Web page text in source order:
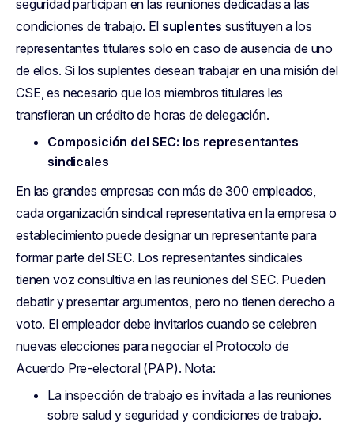
seguridad participan en las reuniones dedicadas a las
condiciones de trabajo. El suplentes sustituyen a los
representantes titulares solo en caso de ausencia de uno
de ellos. Si los suplentes desean trabajar en una misión del
CSE, es necesario que los miembros titulares les
transfieran un crédito de horas de delegación.
Composición del SEC: los representantes
sindicales
En las grandes empresas con más de 300 empleados,
cada organización sindical representativa en la empresa o
establecimiento puede designar un representante para
formar parte del SEC. Los representantes sindicales
tienen voz consultiva en las reuniones del SEC. Pueden
debatir y presentar argumentos, pero no tienen derecho a
voto. El empleador debe invitarlos cuando se celebren
nuevas elecciones para negociar el Protocolo de
Acuerdo Pre-electoral (PAP). Nota:
La inspección de trabajo es invitada a las reuniones
sobre salud y seguridad y condiciones de trabajo.